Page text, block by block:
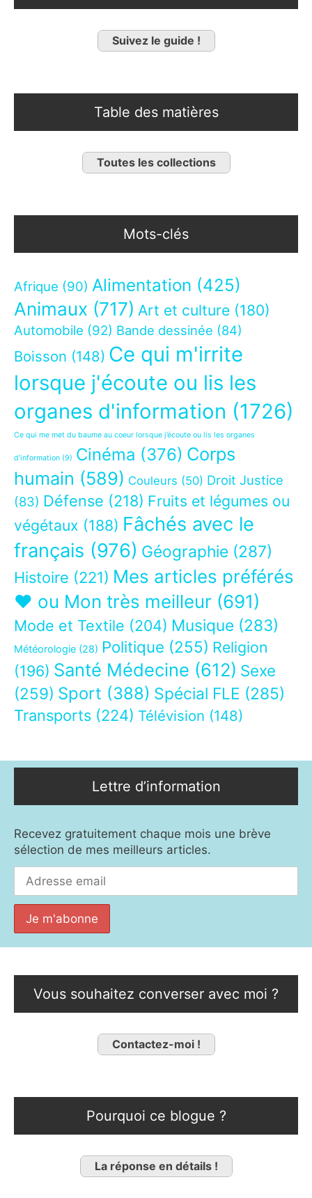
Suivez le guide !
Table des matières
Toutes les collections
Mots-clés
Afrique (90) Alimentation (425)
Animaux (717) Art et culture (180)
Automobile (92) Bande dessinée (84)
Boisson (148) Ce qui m'irrite
lorsque j'écoute ou lis les
organes d'information (1726)
Ce qui me met du baume au coeur lorsque j’écoute ou lis les organes
d’information (9) Cinéma (376) Corps
humain (589) Couleurs (50) Droit Justice
(83) Défense (218) Fruits et légumes ou
végétaux (188) Fâchés avec le
français (976) Géographie (287)
Histoire (221) Mes articles préférés
❤ ou Mon très meilleur (691)
Mode et Textile (204) Musique (283)
Météorologie (28) Politique (255) Religion
(196) Santé Médecine (612) Sexe
(259) Sport (388) Spécial FLE (285)
Transports (224) Télévision (148)
Lettre d’information
Recevez gratuitement chaque mois une brève
sélection de mes meilleurs articles.
Vous souhaitez converser avec moi ?
Contactez-moi !
Pourquoi ce blogue ?
La réponse en détails !